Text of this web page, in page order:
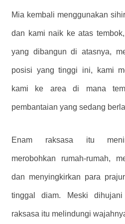
Mia kembali menggunakan
dan kami naik ke atas
yang dibangun di atasnya,
posisi yang tinggi ini, kami
kami ke area di mana
pembantaian yang sedang
Enam raksasa itu
merobohkan rumah-rumah,
dan menyingkirkan para
tinggal diam. Meski
raksasa itu melindungi